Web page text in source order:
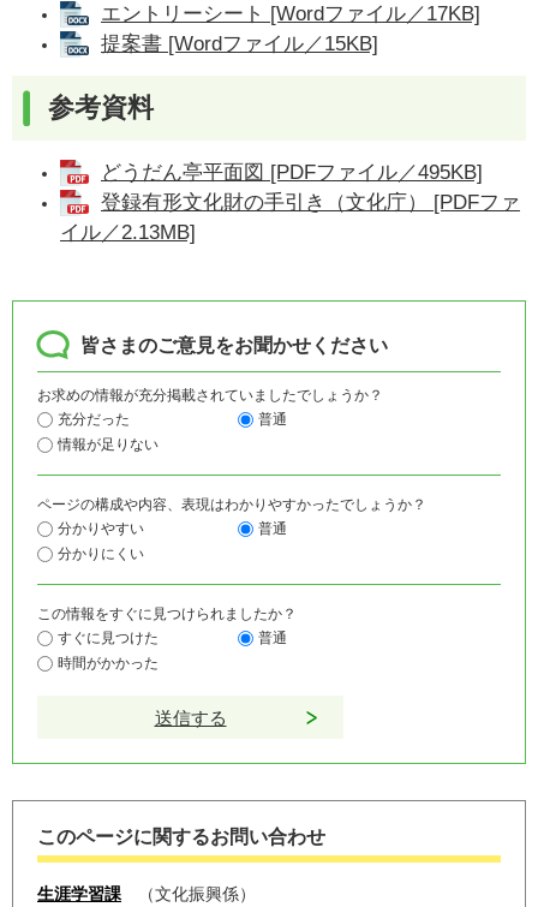
エントリーシート [Wordファイル／17KB]
提案書 [Wordファイル／15KB]
​参考資料
どうだん亭平面図 [PDFファイル／495KB]
登録有形文化財の手引き（文化庁） [PDFファ
イル／2.13MB]
皆さまのご意見をお聞かせください
お求めの情報が充分掲載されていましたでしょうか？
充分だった
普通
情報が足りない
ページの構成や内容、表現はわかりやすかったでしょうか？
分かりやすい
普通
分かりにくい
この情報をすぐに見つけられましたか？
すぐに見つけた
普通
時間がかかった
このページに関するお問い合わせ
生涯学習課
文化振興係